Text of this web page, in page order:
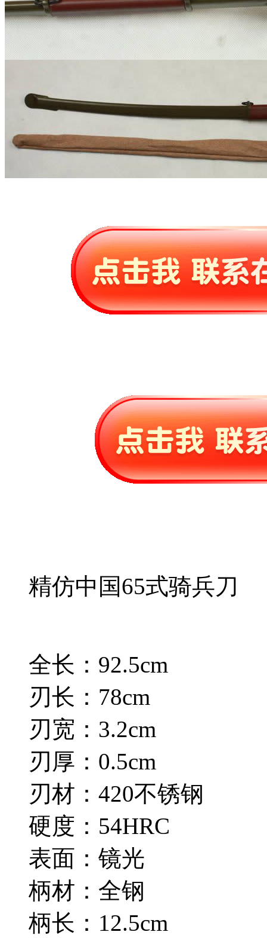
精仿中国65式骑兵刀
全长：92.5cm
刃长：78cm
刃宽：3.2cm
刃厚：0.5cm
刃材：420不锈钢
硬度：54HRC
表面：镜光
柄材：全钢
柄长：12.5cm